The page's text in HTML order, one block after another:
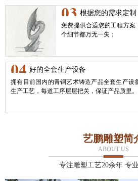
03 根据您的需求定制
免费提供合适您的工程方
个细节都万无一失；
04 好的全套生产设备
拥有目前国内的青铜艺术铸造产品全套生产设
生产工艺，每道工序层层把关，保证产品质里。
艺鹏雕塑简
ABOUT US
专注雕塑工艺20余年 专